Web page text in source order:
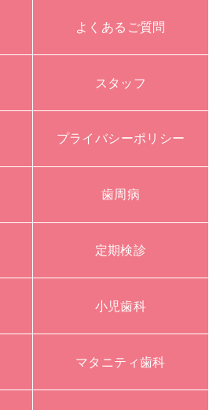
よくあるご質問
スタッフ
プライバシーポリシー
歯周病
定期検診
小児歯科
マタニティ歯科